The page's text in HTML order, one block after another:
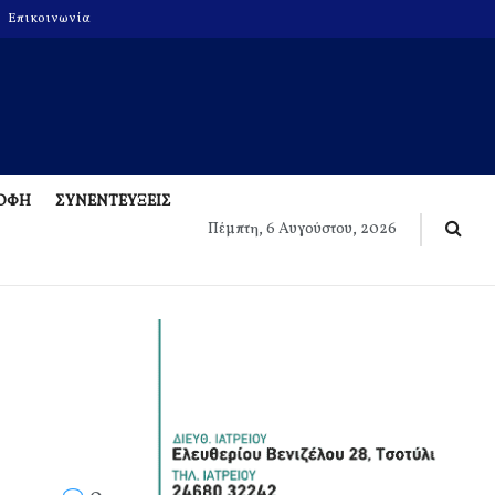
Επικοινωνία
ΣΥΝΕΝΤΕΥΞΕΙΣ
Πέμπτη, 6 Αυγούστου, 2026